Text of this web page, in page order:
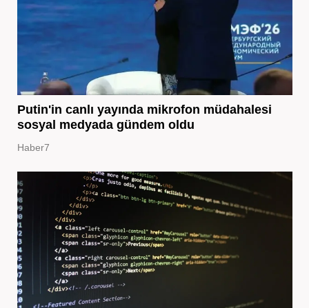
Putin'in canlı yayında mikrofon müdahalesi
sosyal medyada gündem oldu
Haber7